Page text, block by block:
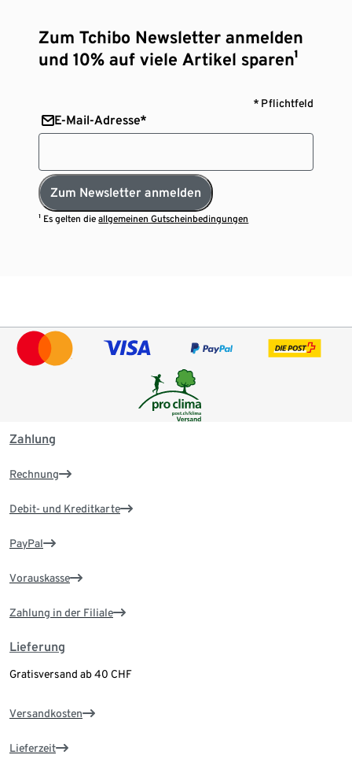
Zum Tchibo Newsletter anmelden
und 10% auf viele Artikel sparen¹
* Pflichtfeld
E-Mail-Adresse*
Zum Newsletter anmelden
¹ Es gelten dieallgemeinen Gutscheinbedingungen
Zahlung
Rechnung
Debit- und Kreditkarte
PayPal
Vorauskasse
Zahlung in der Filiale
Lieferung
Gratisversand ab 40 CHF
Versandkosten
Lieferzeit